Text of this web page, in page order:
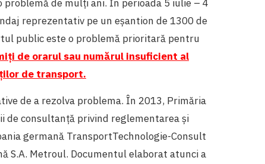
de mulți ani. În perioada 5 iulie – 4
reprezentativ pe un eșantion de 1300 de
public este o problemă prioritară pentru
de orarul sau numărul insuficient al
de transport.
de a rezolva problema. În 2013, Primăria
de consultanță privind reglementarea şi
germană TransportTechnologie-Consult
S.A. Metroul. Documentul elaborat atunci a